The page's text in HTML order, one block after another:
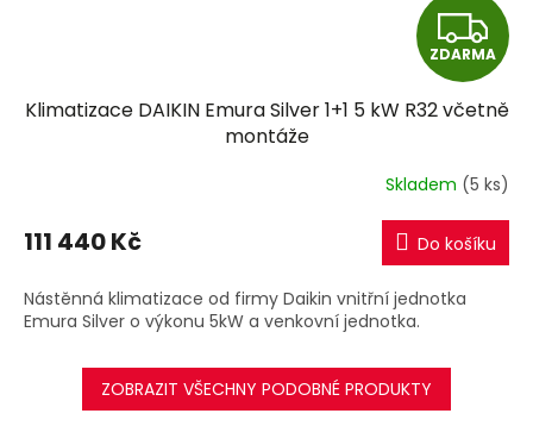
Z
D
A
R
M
A
ZDARMA
Klimatizace DAIKIN Emura Silver 1+1 5 kW R32 včetně
montáže
Skladem (5 ks)
111 440 Kč Do košíku
Nástěnná klimatizace od firmy Daikin vnitřní jednotka
Emura Silver o výkonu 5kW a venkovní jednotka.
ZOBRAZIT VŠECHNY PODOBNÉ PRODUKTY